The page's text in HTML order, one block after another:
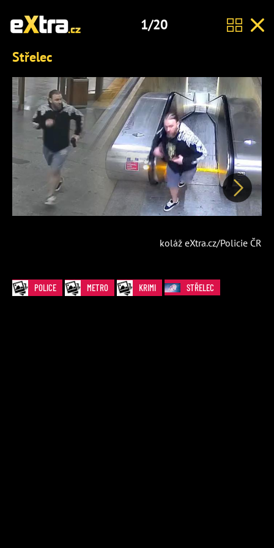
1/20
Střelec
Další
koláž eXtra.cz/Policie ČR
POLICE METRO KRIMI STŘELEC